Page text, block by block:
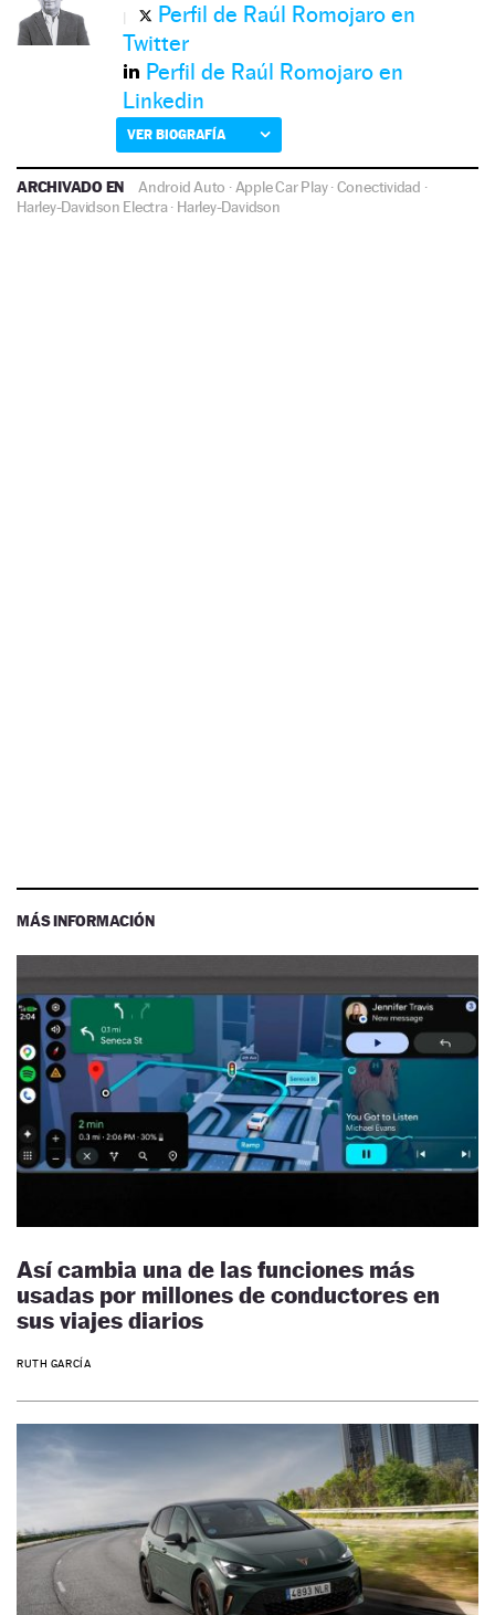
Perfil de Raúl Romojaro en
Twitter
Perfil de Raúl Romojaro en
Linkedin
VER BIOGRAFÍA
ARCHIVADO EN Android Auto · Apple Car Play·Conectividad ·
Harley-Davidson Electra· Harley-Davidson
MÁS INFORMACIÓN
Así cambia una de las funciones más
usadas por millones de conductores en
sus viajes diarios
RUTH GARCÍA